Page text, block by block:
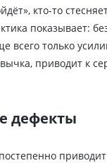
кто-то
показывает:
всего только
приводит к
дефекты